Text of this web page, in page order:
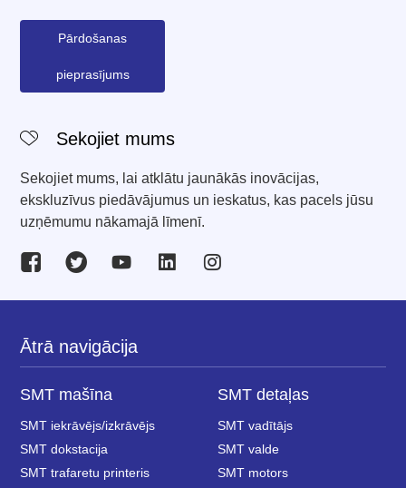
Pārdošanas
pieprasījums
Sekojiet mums
Sekojiet mums, lai atklātu jaunākās inovācijas,
ekskluzīvus piedāvājumus un ieskatus, kas pacels jūsu
uzņēmumu nākamajā līmenī.
Ātrā navigācija
SMT mašīna
SMT iekrāvējs/izkrāvējs
SMT dokstacija
SMT trafaretu printeris
SMT detaļas
SMT vadītājs
SMT valde
SMT motors